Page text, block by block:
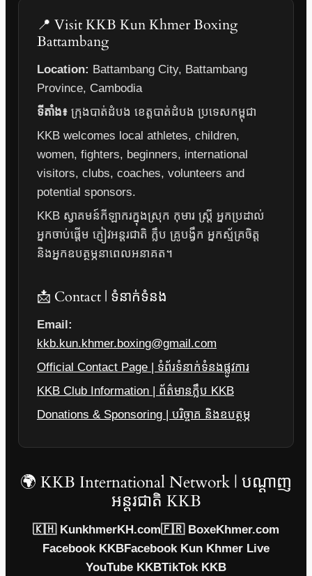
📍 Visit KKB Kun Khmer Boxing
Battambang
Location: Battambang City, Battambang
Province, Cambodia
ទីតាំង៖ ក្រុងបាត់ដំបង ខេត្តបាត់ដំបង ប្រទេសកម្ពុជា
KKB welcomes local athletes, children,
women, fighters, beginners, international
visitors, clubs, coaches, volunteers and
potential sponsors.
KKB ស្វាគមន៍កីឡាករក្នុងស្រុក កុមារ ស្ត្រី អ្នកប្រដាល់
អ្នកចាប់ផ្តើម ភ្ញៀវអន្តរជាតិ ក្លឹប គ្រូបង្វឹក អ្នកស្ម័គ្រចិត្ត
និងអ្នកឧបត្ថម្ភនាពេលអនាគត។
📩 Contact | ទំនាក់ទំនង
Email:
kkb.kun.khmer.boxing@gmail.com
Official Contact Page | ទំព័រទំនាក់ទំនងផ្លូវការ
KKB Club Information | ព័ត៌មានក្លឹប KKB
Donations & Sponsoring | បរិច្ចាគ និងឧបត្ថម្ភ
🌍 KKB International Network | បណ្តាញ
អន្តរជាតិ KKB
🇰🇭 KunkhmerKH.com🇫🇷 BoxeKhmer.com
Facebook KKBFacebook Kun Khmer Live
YouTube KKBTikTok KKB